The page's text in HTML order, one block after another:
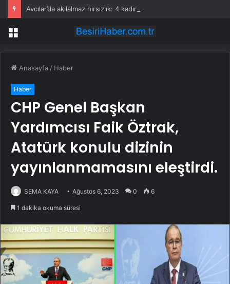
Menü
Anasayfa / Haber
Haber
CHP Genel Başkan
Yardımcısı Faik Öztrak,
Atatürk konulu dizinin
yayınlanmamasını eleştirdi.
SEMA KAYA Ağustos 6, 2023 0 6
1 dakika okuma süresi